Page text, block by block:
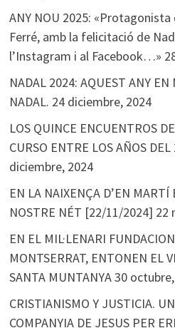
ANY NOU 2025: «Protagonista
Ferré, amb la felicitació de
l’Instagram i al Facebook…»
NADAL 2024: AQUEST ANY
NADAL. 24 diciembre, 2024
LOS QUINCE ENCUENTROS
CURSO ENTRE LOS AÑOS
diciembre, 2024
EN LA NAIXENÇA D’EN MARTÍ
NOSTRE NÉT [22/11/2024] 22
EN EL MIL·LENARI
MONTSERRAT, ENTONEN EL
SANTA MUNTANYA30
CRISTIANISMO Y JUSTICIA.
COMPANYIA DE JESUS PER